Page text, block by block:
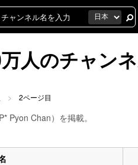
人のチャン
2ページ目
Pyon Chan）を掲載。